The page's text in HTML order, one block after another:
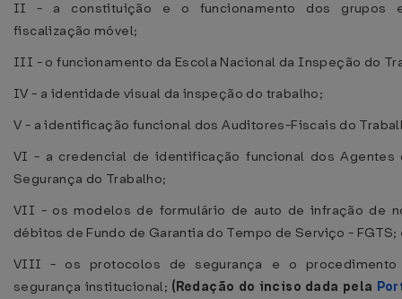
II - a constituição e o funcionamento dos grupos
fiscalização móvel;
III - o funcionamento da Escola Nacional da Inspeção do
IV - a identidade visual da inspeção do trabalho;
V - a identificação funcional dos Auditores-Fiscais do
VI - a credencial de identificação funcional dos Agentes
Segurança do Trabalho;
VII - os modelos de formulário de auto de infração de
débitos de Fundo de Garantia do Tempo de Serviço - FGTS;
VIII - os protocolos de segurança e o procedimento
segurança institucional; (Redação do inciso dada pela